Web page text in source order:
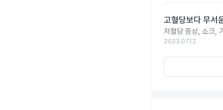
고혈당보다 무서
저혈당 증상, 쇼크,
2023.07.12